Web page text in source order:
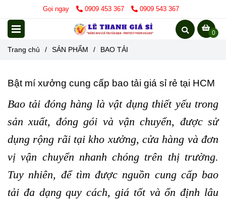
Gọi ngay 0909 453 367 0909 543 367
0
Trang chủ / SẢN PHẨM / BAO TẢI
Bật mí xưởng cung cấp bao tải giá sỉ rẻ tại HCM
Bao tải đóng hàng là vật dụng thiết yếu trong
sản xuất, đóng gói và vận chuyển, được sử
dụng rộng rãi tại kho xưởng, cửa hàng và đơn
vị vận chuyển nhanh chóng trên thị trường.
Tuy nhiên, để tìm được nguồn cung cấp bao
tải đa dạng quy cách, giá tốt và ổn định lâu